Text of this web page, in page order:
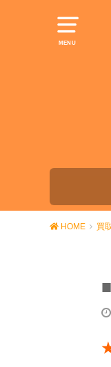
MENU
HOME 買